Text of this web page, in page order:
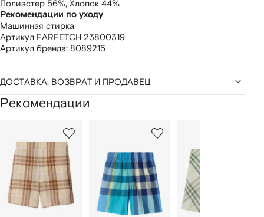
Полиэстер 56%, Хлопок 44%
Рекомендации по уходу
Машинная стирка
Артикул FARFETCH 23800319
Артикул бренда: 8089215
ДОСТАВКА, ВОЗВРАТ И ПРОДАВЕЦ
Рекомендации